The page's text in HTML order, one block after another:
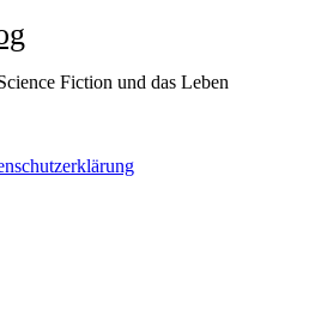
Fiction und das Leben